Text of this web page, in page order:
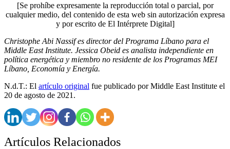
[Se prohíbe expresamente la reproducción total o parcial, por
cualquier medio, del contenido de esta web sin autorización expresa
y por escrito de El Intérprete Digital]
Christophe Abi Nassif es director del Programa Líbano para el
Middle East Institute. Jessica Obeid es analista independiente en
política energética y miembro no residente de los Programas MEI
Líbano, Economía y Energía.
N.d.T.: El artículo original fue publicado por Middle East Institute el
20 de agosto de 2021.
Artículos Relacionados